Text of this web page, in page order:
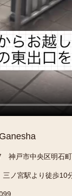
神戸市中央区明石
ノ宮駅より徒歩10